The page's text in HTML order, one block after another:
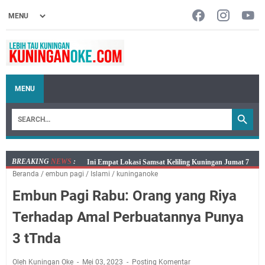
MENU
BREAKING NEWS :
Jumat 7 Agustus 2026 Mobil SIM Keliling Ada di
Kecamatan Sindangagung
Embun Pagi Jumat 8 Agustus 2026: Jika Keberkahan
Kelaparan Meskipun Memiliki Sekarung Penuh Uang
Beranda / embun pagi / Islami / kuninganoke
Embun Pagi Rabu: Orang yang Riya
Terhadap Amal Perbuatannya Punya
3 tTnda
Oleh Kuningan Oke Mei 03, 2023 Posting Komentar